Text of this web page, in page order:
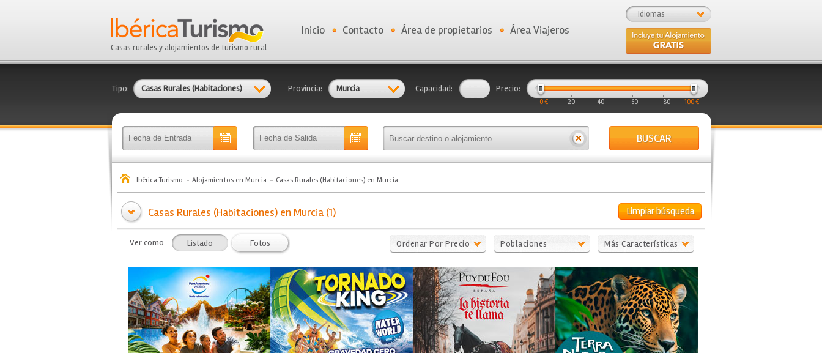
Casas rurales y alojamientos de turismo rural
Idiomas
Inicio Contacto Área de propietarios Área Viajeros
Tipo: Casas Rurales (Habitaciones) Provincia: Murcia Capacidad: Precio:
0 € 20 40 60 80 100 €
BUSCAR
Ibérica Turismo Alojamientos en Murcia Casas Rurales (Habitaciones) en Murcia
Limpiar búsqueda
Casas Rurales (Habitaciones) en Murcia (1)
Ver como Listado Fotos Ordenar Por Precio Poblaciones Más Características